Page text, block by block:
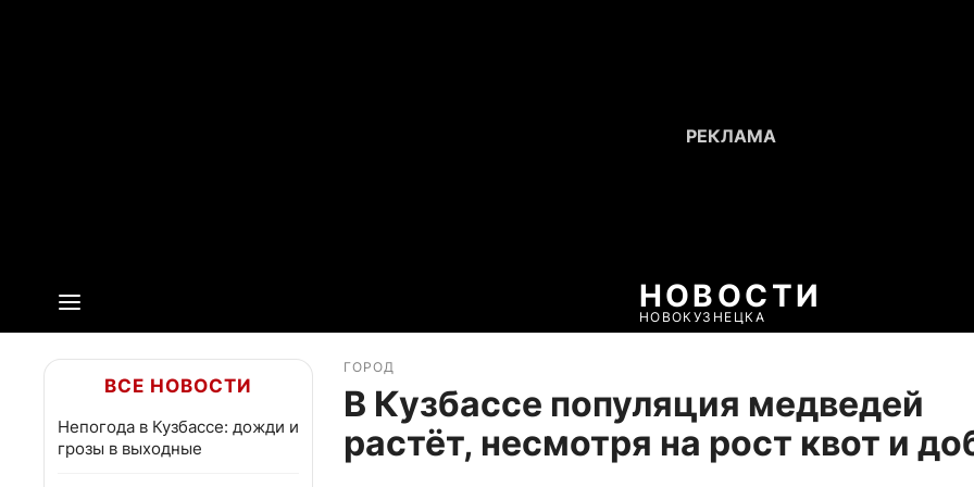
НОВОСТИ
НОВОКУЗНЕЦКА
ВСЕ НОВОСТИ
Непогода в Кузбассе: дожди и
грозы в выходные
ГОРОД
В Кузбассе популяция медведей
растёт, несмотря на рост квот и